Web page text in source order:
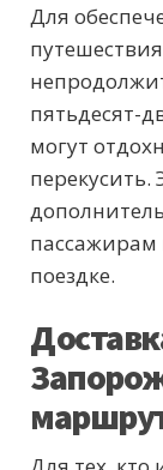
Для
пятьдесят-
могут
перекусить.
пассажирам
поездке.